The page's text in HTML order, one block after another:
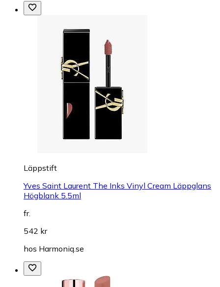
Läppstift
Yves Saint Laurent The Inks Vinyl Cream Läppglans
Högblank 5.5ml
fr.
542 kr
hos Harmoniq.se